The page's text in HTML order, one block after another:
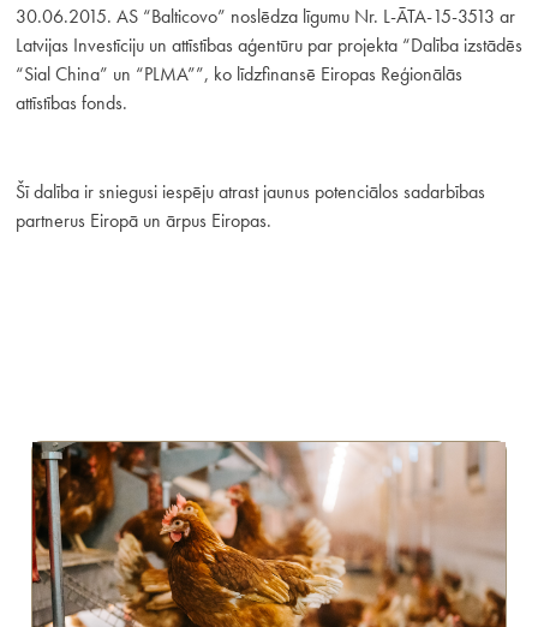
30.06.2015. AS “Balticovo” noslēdza līgumu Nr. L-ĀTA-15-3513 ar
Latvijas Investīciju un attīstības aģentūru par projekta “Dalība izstādēs
“Sial China” un “PLMA””, ko līdzfinansē Eiropas Reģionālās
attīstības fonds.
Šī dalība ir sniegusi iespēju atrast jaunus potenciālos sadarbības
partnerus Eiropā un ārpus Eiropas.